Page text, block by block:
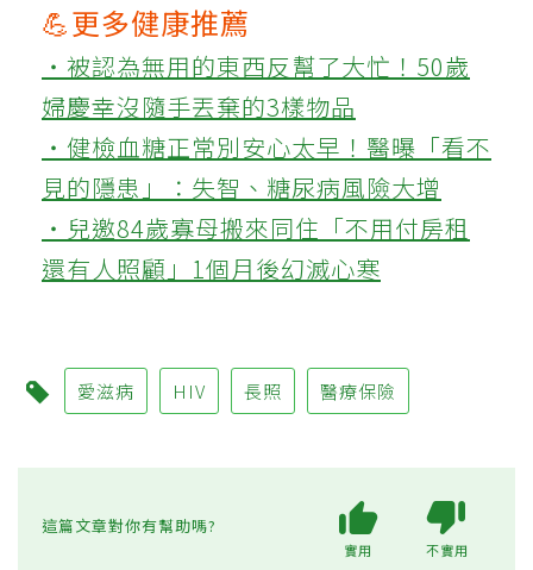
💪更多健康推薦
‧被認為無用的東西反幫了大忙！50歲
婦慶幸沒隨手丟棄的3樣物品
‧健檢血糖正常別安心太早！醫曝「看不
見的隱患」：失智、糖尿病風險大增
‧兒邀84歲寡母搬來同住「不用付房租
還有人照顧」1個月後幻滅心寒
愛滋病 HIV 長照 醫療保險
這篇文章對你有幫助嗎?
實用 不實用